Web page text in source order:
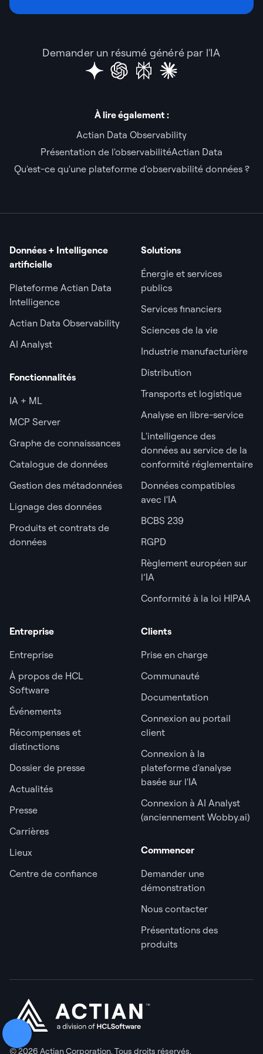
Demander un résumé généré par l'IA
À lire également :
Actian Data Observability
Présentation de l'observabilitéActian Data
Qu'est-ce qu'une plateforme d'observabilité données ?
Données + Intelligence
artificielle
Plateforme Actian Data
Intelligence
Actian Data Observability
AI Analyst
Fonctionnalités
IA + ML
MCP Server
Graphe de connaissances
Catalogue de données
Gestion des métadonnées
Lignage des données
Produits et contrats de
données
Solutions
Énergie et services
publics
Services financiers
Sciences de la vie
Industrie manufacturière
Distribution
Transports et logistique
Analyse en libre-service
L'intelligence des
données au service de la
conformité réglementaire
Données compatibles
avec l'IA
BCBS 239
RGPD
Règlement européen sur
l’IA
Conformité à la loi HIPAA
Entreprise
Entreprise
À propos de HCL
Software
Événements
Récompenses et
distinctions
Dossier de presse
Actualités
Presse
Carrières
Lieux
Centre de confiance
Clients
Prise en charge
Communauté
Documentation
Connexion au portail
client
Connexion à la
plateforme d'analyse
basée sur l'IA
Connexion à AI Analyst
(anciennement Wobby.ai)
Commencer
Demander une
démonstration
Nous contacter
Présentations des
produits
© 2026 Actian Corporation. Tous droits réservés.